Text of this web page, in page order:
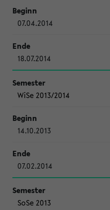
07.04.2014
18.07.2014
WiSe 2013/2014
14.10.2013
07.02.2014
SoSe 2013